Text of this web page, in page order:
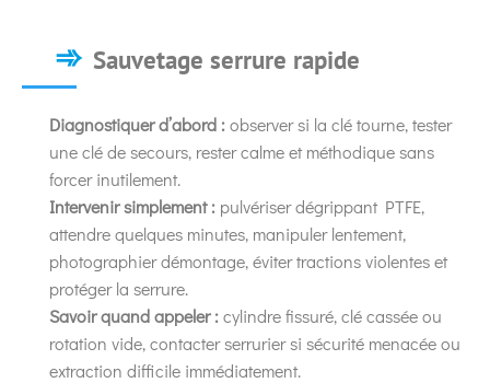
Sauvetage serrure rapide
Diagnostiquer d’abord :observer si la clé tourne, tester
une clé de secours, rester calme et méthodique sans
forcer inutilement.
Intervenir simplement : pulvériser dégrippant PTFE,
attendre quelques minutes, manipuler lentement,
photographier démontage, éviter tractions violentes et
protéger la serrure.
Savoir quand appeler :cylindre fissuré, clé cassée ou
rotation vide, contacter serrurier si sécurité menacée ou
extraction difficile immédiatement.